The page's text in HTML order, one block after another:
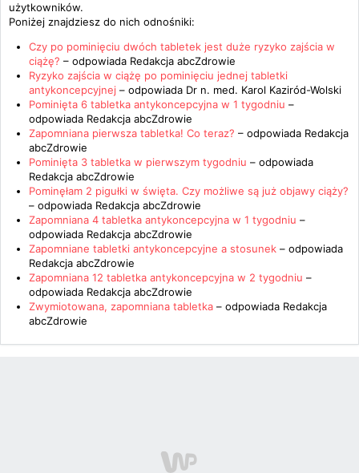
użytkowników.
Poniżej znajdziesz do nich odnośniki:
Czy po pominięciu dwóch tabletek jest duże ryzyko zajścia w
ciążę? – odpowiada Redakcja abcZdrowie
Ryzyko zajścia w ciążę po pominięciu jednej tabletki
antykoncepcyjnej – odpowiada Dr n. med. Karol Kaziród-Wolski
Pominięta 6 tabletka antykoncepcyjna w 1 tygodniu –
odpowiada Redakcja abcZdrowie
Zapomniana pierwsza tabletka! Co teraz? – odpowiada Redakcja
abcZdrowie
Pominięta 3 tabletka w pierwszym tygodniu – odpowiada
Redakcja abcZdrowie
Pominęłam 2 pigułki w święta. Czy możliwe są już objawy ciąży?
– odpowiada Redakcja abcZdrowie
Zapomniana 4 tabletka antykoncepcyjna w 1 tygodniu –
odpowiada Redakcja abcZdrowie
Zapomniane tabletki antykoncepcyjne a stosunek – odpowiada
Redakcja abcZdrowie
Zapomniana 12 tabletka antykoncepcyjna w 2 tygodniu –
odpowiada Redakcja abcZdrowie
Zwymiotowana, zapomniana tabletka – odpowiada Redakcja
abcZdrowie